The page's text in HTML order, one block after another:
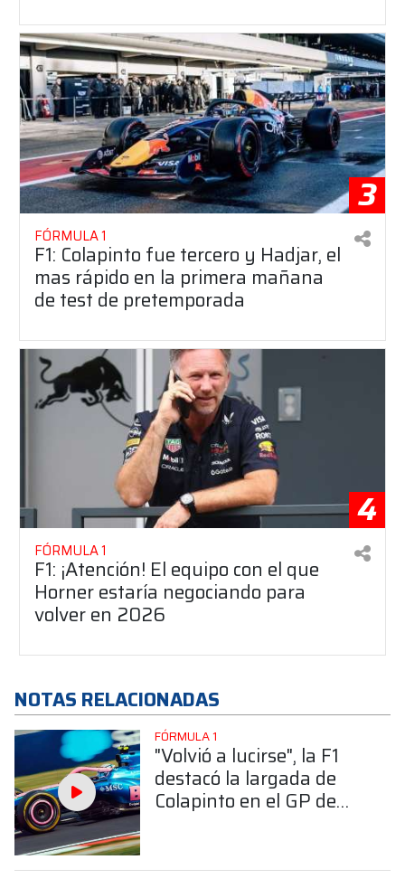
3
FÓRMULA 1
F1: Colapinto fue tercero y Hadjar, el
mas rápido en la primera mañana
de test de pretemporada
4
FÓRMULA 1
F1: ¡Atención! El equipo con el que
Horner estaría negociando para
volver en 2026
NOTAS RELACIONADAS
FÓRMULA 1
"Volvió a lucirse", la F1
destacó la largada de
Colapinto en el GP de